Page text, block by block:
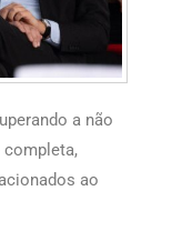
a não
completa,
ao